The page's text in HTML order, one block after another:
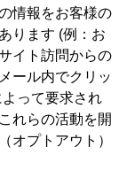
情報をお客様の
ります (例：お
イト訪問からの
ール内でクリッ
って要求され
れらの活動を開
オプトアウト）